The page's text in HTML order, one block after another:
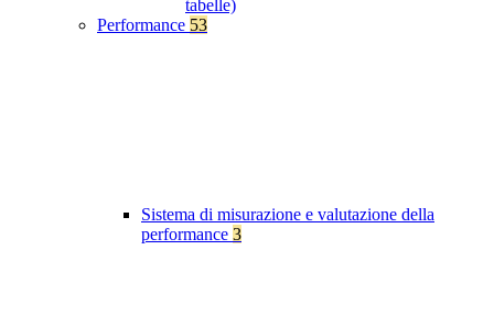
tabelle)
Performance 53
Sistema di misurazione e valutazione della
performance 3